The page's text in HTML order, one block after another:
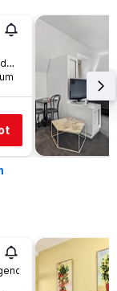
640 George Street, Sydney, NSW, Australien